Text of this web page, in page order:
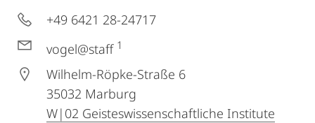
+49 6421 28-24717
vogel@staff 1
Wilhelm-Röpke-Straße 6
35032 Marburg
W|02 Geisteswissenschaftliche Institute